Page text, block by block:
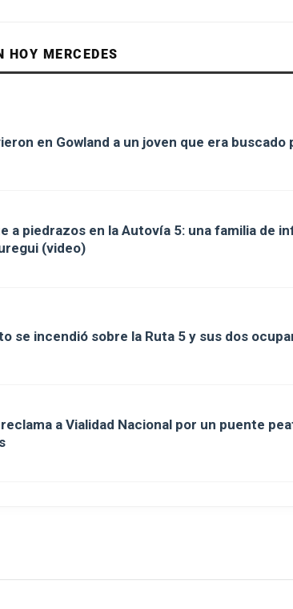
HOY MERCEDES
en Gowland a un joven que era buscado
a piedrazos en la Autovía 5: una familia de
(video)
se incendió sobre la Ruta 5 y sus dos
a Vialidad Nacional por un puente